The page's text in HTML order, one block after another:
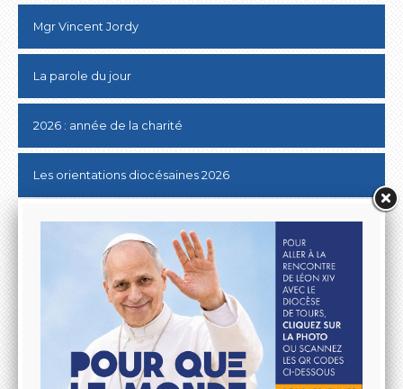
Mgr Vincent Jordy
La parole du jour
2026 : année de la charité
Les orientations diocésaines 2026
Donner au Denier
10 & 20 km de Tours
Lutter contre les ABUS SEXUELS dans l'Eglise
Aller à la rencontre du Pape